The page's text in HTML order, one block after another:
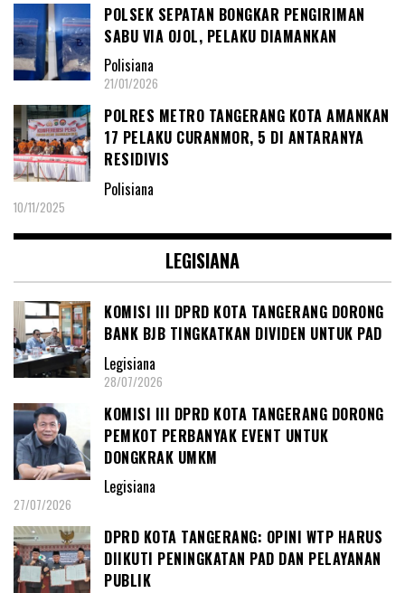
POLSEK SEPATAN BONGKAR PENGIRIMAN
SABU VIA OJOL, PELAKU DIAMANKAN
Polisiana
21/01/2026
POLRES METRO TANGERANG KOTA AMANKAN
17 PELAKU CURANMOR, 5 DI ANTARANYA
RESIDIVIS
Polisiana
10/11/2025
LEGISIANA
KOMISI III DPRD KOTA TANGERANG DORONG
BANK BJB TINGKATKAN DIVIDEN UNTUK PAD
Legisiana
28/07/2026
KOMISI III DPRD KOTA TANGERANG DORONG
PEMKOT PERBANYAK EVENT UNTUK
DONGKRAK UMKM
Legisiana
27/07/2026
DPRD KOTA TANGERANG: OPINI WTP HARUS
DIIKUTI PENINGKATAN PAD DAN PELAYANAN
PUBLIK